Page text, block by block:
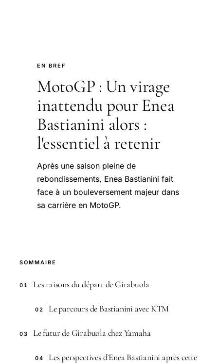
EN BREF
MotoGP : Un virage
inattendu pour Enea
Bastianini alors :
l'essentiel à retenir
Après une saison pleine de
rebondissements, Enea Bastianini fait
face à un bouleversement majeur dans
sa carrière en MotoGP.
SOMMAIRE
01 Les raisons du départ de Girabuola
02 Le parcours de Bastianini avec KTM
03 Le futur de Girabuola chez Yamaha
04
Les perspectives d’Enea Bastianini après cette